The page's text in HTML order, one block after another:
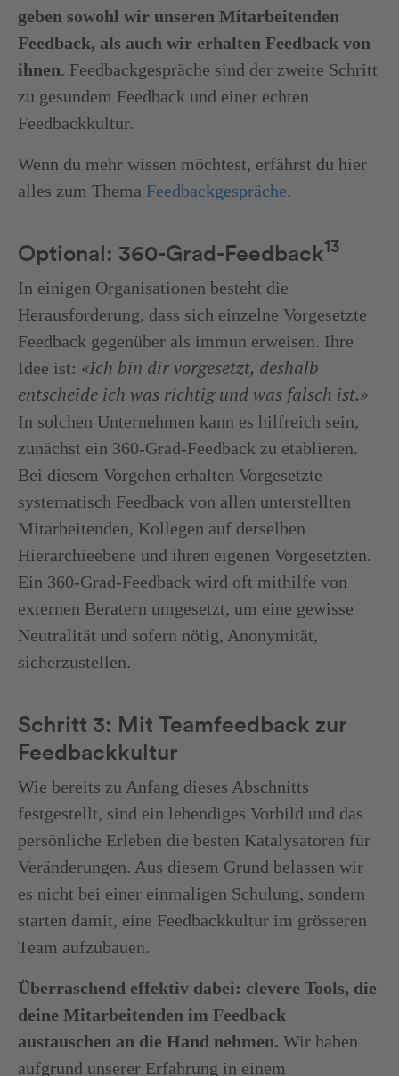
geben sowohl wir unseren Mitarbeitenden
Feedback, als auch wir erhalten Feedback von
ihnen. Feedbackgespräche sind der zweite Schritt
zu gesundem Feedback und einer echten
Feedbackkultur.
Wenn du mehr wissen möchtest, erfährst du hier
alles zum Thema Feedbackgespräche.
Optional: 360-Grad-Feedback13
In einigen Organisationen besteht die
Herausforderung, dass sich einzelne Vorgesetzte
Feedback gegenüber als immun erweisen. Ihre
Idee ist: «Ich bin dir vorgesetzt, deshalb
entscheide ich was richtig und was falsch ist.»
In solchen Unternehmen kann es hilfreich sein,
zunächst ein 360-Grad-Feedback zu etablieren.
Bei diesem Vorgehen erhalten Vorgesetzte
systematisch Feedback von allen unterstellten
Mitarbeitenden, Kollegen auf derselben
Hierarchieebene und ihren eigenen Vorgesetzten.
Ein 360-Grad-Feedback wird oft mithilfe von
externen Beratern umgesetzt, um eine gewisse
Neutralität und sofern nötig, Anonymität,
sicherzustellen.
Schritt 3: Mit Teamfeedback zur
Feedbackkultur
Wie bereits zu Anfang dieses Abschnitts
festgestellt, sind ein lebendiges Vorbild und das
persönliche Erleben die besten Katalysatoren für
Veränderungen. Aus diesem Grund belassen wir
es nicht bei einer einmaligen Schulung, sondern
starten damit, eine Feedbackkultur im grösseren
Team aufzubauen.
Überraschend effektiv dabei: clevere Tools, die
deine Mitarbeitenden im Feedback
austauschen an die Hand nehmen. Wir haben
aufgrund unserer Erfahrung in einem